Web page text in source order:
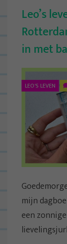
Leo’s
in met
LEO'S LEVEN
mijn
een